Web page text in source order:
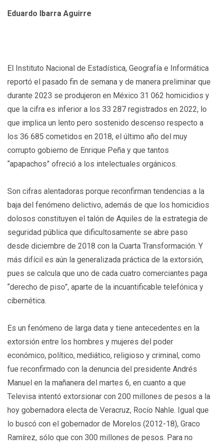
Eduardo Ibarra Aguirre
El Instituto Nacional de Estadística, Geografía e Informática
reportó el pasado fin de semana y de manera preliminar que
durante 2023 se produjeron en México 31 062 homicidios y
que la cifra es inferior a los 33 287 registrados en 2022, lo
que implica un lento pero sostenido descenso respecto a
los 36 685 cometidos en 2018, el último año del muy
corrupto gobierno de Enrique Peña y que tantos
“apapachos” ofreció a los intelectuales orgánicos.
Son cifras alentadoras porque reconfirman tendencias a la
baja del fenómeno delictivo, además de que los homicidios
dolosos constituyen el talón de Aquiles de la estrategia de
seguridad pública que dificultosamente se abre paso
desde diciembre de 2018 con la Cuarta Transformación. Y
más difícil es aún la generalizada práctica de la extorsión,
pues se calcula que uno de cada cuatro comerciantes paga
“derecho de piso”, aparte de la incuantificable telefónica y
cibernética.
Es un fenómeno de larga data y tiene antecedentes en la
extorsión entre los hombres y mujeres del poder
económico, político, mediático, religioso y criminal, como
fue reconfirmado con la denuncia del presidente Andrés
Manuel en la mañanera del martes 6, en cuanto a que
Televisa intentó extorsionar con 200 millones de pesos a la
hoy gobernadora electa de Veracruz, Rocío Nahle. Igual que
lo buscó con el gobernador de Morelos (2012-18), Graco
Ramírez, sólo que con 300 millones de pesos. Para no